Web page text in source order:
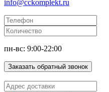
info@cckomplekt.ru
пн-вс: 9:00-22:00
Заказать обратный звонок